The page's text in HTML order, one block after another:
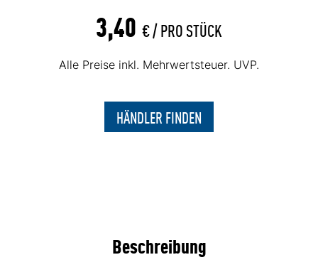
3,40 € /PRO STÜCK
Alle Preise inkl. Mehrwertsteuer. UVP.
HÄNDLER FINDEN
Beschreibung